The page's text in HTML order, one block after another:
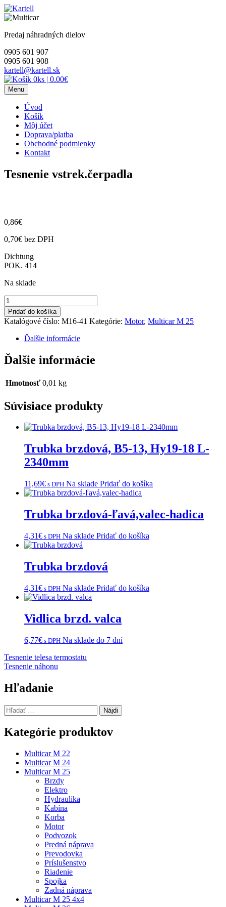
Skip
to
Predaj náhradných dielov
0905 601 907
0905 601 908
kartell@kartell.sk
0ks | 0.00€
Menu
Úvod
Košík
Môj účet
Doprava/platba
Obchodné podmienky
Kontakt
Tesnenie vstrek.čerpadla
0,86€
0,70€ bez DPH
Dichtung
POK. 414
Na sklade
množstvo
Tesnenie
vstrek.čerpadla
Pridať do košíka
Katalógové číslo: M16-41 Kategórie: Motor, Multicar M 25
Ďalšie informácie
Ďalšie informácie
Hmotnosť 0,01 kg
Súvisiace produkty
Trubka brzdová, B5-13, Hy19-18 L-
2340mm
11,69€ s DPH Na sklade Pridať do košíka
Trubka brzdová-ľavá,valec-hadica
4,31€ s DPH Na sklade Pridať do košíka
Trubka brzdová
4,31€ s DPH Na sklade Pridať do košíka
Vidlica brzd. valca
6,77€ s DPH Na sklade do 7 dní
Navigácia
v
článku
Tesnenie telesa termostatu
Tesnenie náhonu
Hľadanie
Hľadať:
Kategórie produktov
Multicar M 22
Multicar M 24
Multicar M 25
Brzdy
Elektro
Hydraulika
Kabína
Korba
Motor
Podvozok
Predná náprava
Prevodovka
Príslušenstvo
Riadenie
Spojka
Zadná náprava
Multicar M 25 4x4